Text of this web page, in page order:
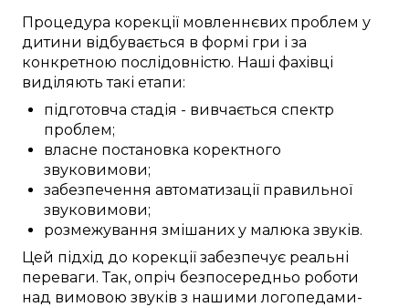
Процедура корекції мовленнєвих проблем у
дитини відбувається в формі гри і за
конкретною послідовністю. Наші фахівці
виділяютьтакі етапи:
підготовча стадія - вивчається спектр
проблем;
власне постановка коректного
звуковимови;
забезпечення автоматизації правильної
звуковимови;
розмежування змішаних у малюка звуків.
Цей підхід до корекції забезпечує реальні
переваги. Так, опріч безпосередньо роботи
над вимовою звуків з нашимилогопедами-